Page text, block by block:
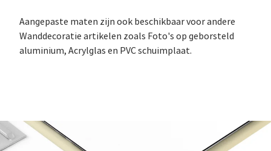
Aangepaste maten zijn ook beschikbaar voor andere
Wanddecoratie artikelen zoals Foto's op geborsteld
aluminium, Acrylglas en PVC schuimplaat.